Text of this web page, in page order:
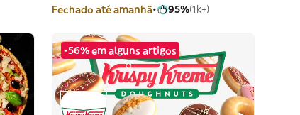
Fechado até amanhã 95%(1k+)
-56% em alguns artigos